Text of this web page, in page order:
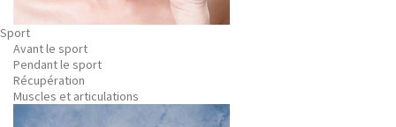
Sport
Avant le sport
Pendant le sport
Récupération
Muscles et articulations